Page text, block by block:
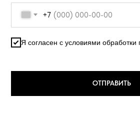
ОТПРАВИТЬ
+7
Я согласен с условиями